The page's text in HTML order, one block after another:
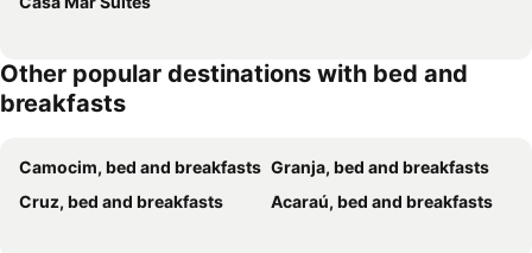
Other popular destinations with bed and
breakfasts
Camocim, bed and breakfasts Granja, bed and breakfasts
Cruz, bed and breakfasts
Acaraú, bed and breakfasts